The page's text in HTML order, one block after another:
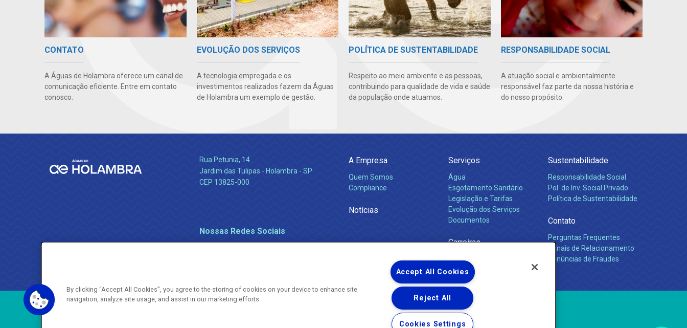
CONTATO
A Águas de Holambra oferece um canal de
comunicação eficiente. Entre em contato
conosco.
EVOLUÇÃO DOS SERVIÇOS
A tecnologia empregada e os
investimentos realizados fazem da Águas
de Holambra um exemplo de gestão.
POLÍTICA DE SUSTENTABILIDADE
Respeito ao meio ambiente e as pessoas,
contribuindo para qualidade de vida e saúde
da população onde atuamos.
RESPONSABILIDADE SOCIAL
A atuação social e ambientalmente
responsável faz parte da nossa história e
do nosso propósito.
Rua Petunia, 14
Jardim das Tulipas - Holambra - SP
CEP 13825-000
Nossas Redes Sociais
A Empresa
Quem Somos
Compliance
Notícias
Serviços
Água
Esgotamento Sanitário
Legislação e Tarifas
Evolução dos Serviços
Documentos
Carreiras
Sustentabilidade
Responsabilidade Social
Pol. de Inv. Social Privado
Política de Sustentabilidade
Contato
Perguntas Frequentes
Canais de Relacionamento
Denúncias de Fraudes
Copyright ® 2026 - Todos os Direitos Reservados.
By clicking “Accept All Cookies”, you agree to the storing of cookies on your device to enhance site
navigation, analyze site usage, and assist in our marketing efforts.
Accept All Cookies
Reject All
Cookies Settings